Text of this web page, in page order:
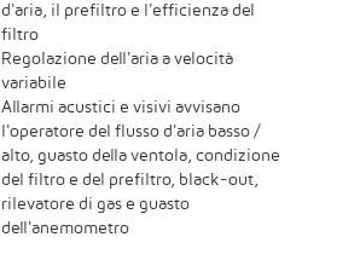
d'aria, il prefiltro e l'efficienza del
filtro
Regolazione dell'aria a velocità
variabile
Allarmi acustici e visivi avvisano
l'operatore del flusso d'aria basso /
alto, guasto della ventola, condizione
del filtro e del prefiltro, black-out,
rilevatore di gas e guasto
dell'anemometro